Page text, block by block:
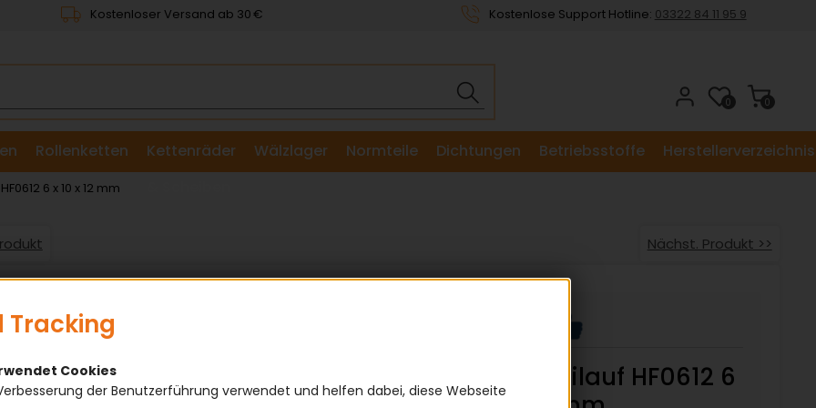
Kostenloser Versand ab 30 € Kostenlose Support Hotline: 03322 84 11 95 9
0
0
Rollenketten
Kettenräder
Wälzlager Normteile Dichtungen Betriebsstoffe Herstellerverzeichnis
6 x 10 x 12 mm
Nächst. Produkt >>
Hülsenfreilauf HF0612 6
Tracking
Cookies
der Benutzerführung verwendet und helfen dabei, diese Webseite